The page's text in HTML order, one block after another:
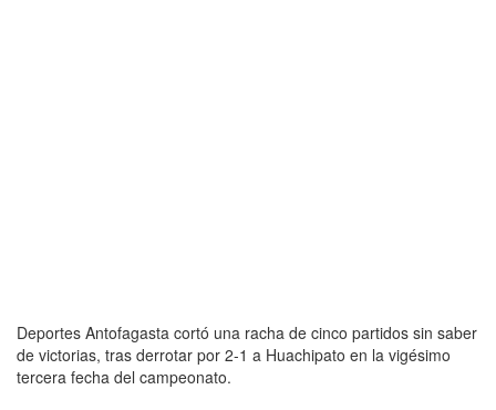
Deportes Antofagasta cortó una racha de cinco partidos sin saber
de victorias, tras derrotar por 2-1 a Huachipato en la vigésimo
tercera fecha del campeonato.